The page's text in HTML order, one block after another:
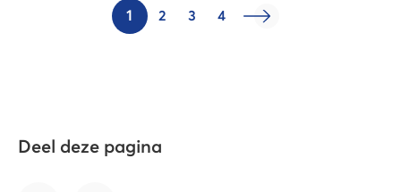
1 2 3 4
Deel deze pagina